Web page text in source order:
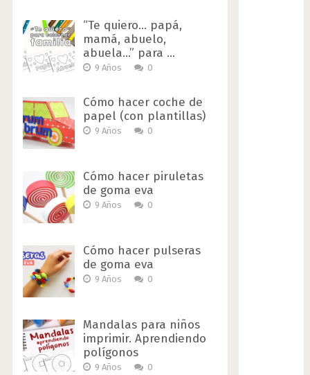
“Te quiero… papá,
mamá, abuelo,
abuela…” para …
9 Años 0
Cómo hacer coche de
papel (con plantillas)
9 Años 0
Cómo hacer piruletas
de goma eva
9 Años 0
Cómo hacer pulseras
de goma eva
9 Años 0
Mandalas para niños
imprimir. Aprendiendo
polígonos
9 Años 0